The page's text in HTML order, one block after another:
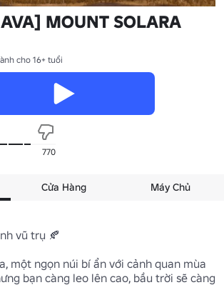
MOUNT SOLARA
cho 16+ tuổi
770
Cửa Hàng Máy Chủ
vũ trụ 🍂
một ngọn núi bí ẩn với cảnh quan mùa
bạn càng leo lên cao, bầu trời sẽ càng